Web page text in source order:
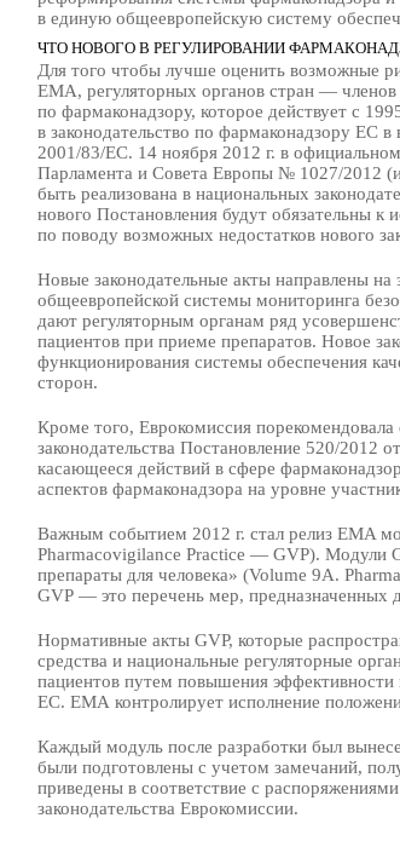
в единую обще­европейскую систему
ЧТО НОВОГО В РЕГУЛИРОВАНИИ
Для того чтобы лучше оценить возможные
EMA, регуляторных органов стран —
по фармаконадзору, которое действует с
в законодательство по фармаконадзору ЕС
2001/83/ЕС. 14 ноября 2012 г. в
Парламента и Совета Европы № 1027/2012
быть реализована в национальных
нового Постановления будут обязательны
по поводу возможных недостатков нового
Новые законодательные акты направлены
общеевропейской системы мониторинга
дают регуляторным органам ряд
пациентов при приеме препаратов. Новое
функционирования системы обеспечения
сторон.
Кроме того, Еврокомиссия
законодательства Постановление 520/
касающееся действий в сфере
аспектов фармаконадзора на уровне
Важным событием 2012 г. стал релиз EMA
Pharmacovigilance Practice — GVP). Модули
препараты для человека» (Volume 9А.
GVP — это перечень мер, предназначенных
Нормативные акты GVР, которые
средства и национальные регуляторные
пациентов путем повышения
ЕС. ЕМА контролирует исполнение
Каждый модуль после разработки был
были подготовлены с учетом замечаний,
приведены в соответствие с
законодательства Еврокомиссии.